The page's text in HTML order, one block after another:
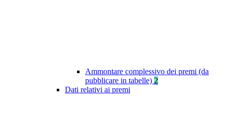
Ammontare complessivo dei premi (da
pubblicare in tabelle) 2
Dati relativi ai premi